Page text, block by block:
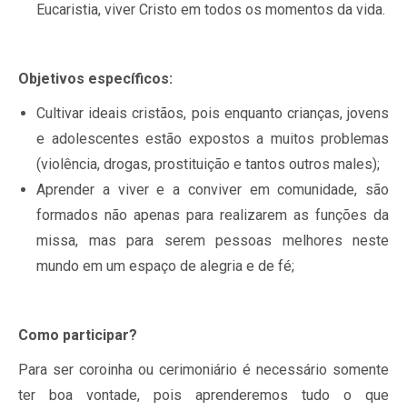
Eucaristia, viver Cristo em todos os momentos da vida.
Objetivos específicos:
Cultivar ideais cristãos, pois enquanto crianças, jovens
e adolescentes estão expostos a muitos problemas
(violência, drogas, prostituição e tantos outros males);
Aprender a viver e a conviver em comunidade, são
formados não apenas para realizarem as funções da
missa, mas para serem pessoas melhores neste
mundo em um espaço de alegria e de fé;
Como participar?
Para ser coroinha ou cerimoniário é necessário somente
ter boa vontade, pois aprenderemos tudo o que